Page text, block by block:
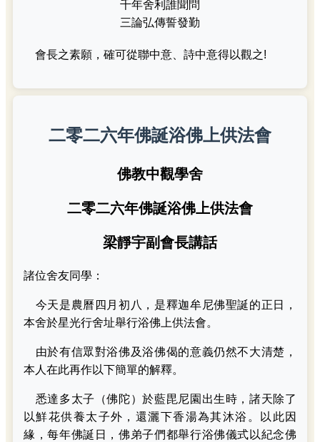
千年舍利誰聞問
三論弘傳誓發勤
會長之素願，確可從聯中意、詩中意得以觀之!
二零二六年佛誕浴佛上供法會
佛教中觀學舍
二零二六年佛誕浴佛上供法會
梁靜宇副會長講話
諸位舍友同學：
今天是農曆四月初八，是釋迦牟尼佛聖誕的正日，
本舍於星光行舍址舉行浴佛上供法會。
由於有信眾對浴佛及浴佛偈的意義仍然不大清楚，
本人在此再作以下簡單的解釋。
悉達多太子（佛陀）於藍毘尼園出生時，諸天除了
以鮮花供養太子外，還灑下香湯為其沐浴。以此因
緣，每年佛誕日，佛弟子們都舉行浴佛儀式以紀念佛